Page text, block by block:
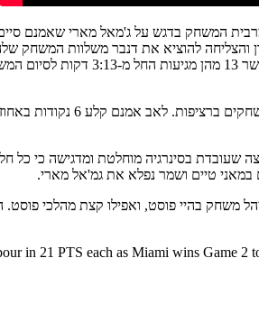
להוציא את דנבר משלוות המשחק
פוסט אך בכל ניסיון כזה עטו עליו מיד שני שחקנים של
בסינרגיה מוחלטת ומדגישה כי כל
אותו בין אם חסם, יצא להנד אוף, ניהל משחק בהיי פוסט, ואפילו
in 21 PTS each as Miami wins Game 2